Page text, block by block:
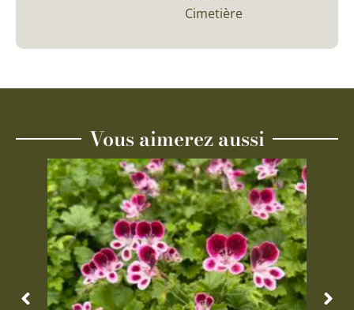
Cimetière
Vous aimerez aussi